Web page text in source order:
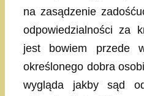
na zasądzenie
odpowiedzialności za
jest bowiem przede
określonego dobra
wygląda jakby sąd